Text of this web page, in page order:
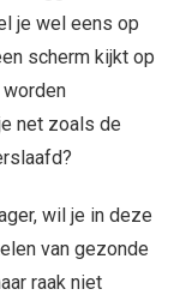
je wel eens op
scherm kijkt op
net zoals de
wil je in deze
van gezonde
raak niet